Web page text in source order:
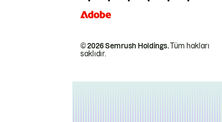
© 2026 Semrush Holdings.Tüm hakları
saklıdır.